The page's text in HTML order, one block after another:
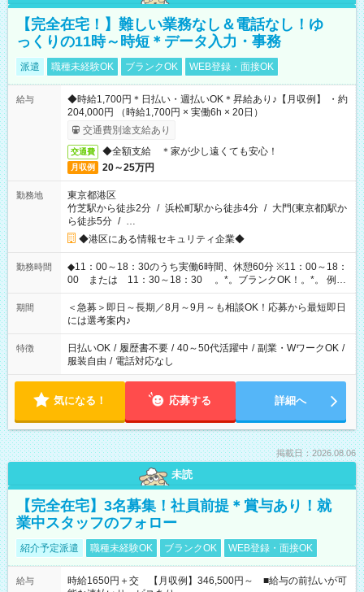
【完全在宅！】難しい業務なし＆電話なし！ゆ
っくりの11時～時短＊データ入力・事務
派遣 職種未経験OK ブランクOK WEB登録・面接OK
給与
◆時給1,700円＊日払い・週払いOK＊昇給あり♪【月収例】 ・約
204,000円 （時給1,700円 × 実働6h × 20日）
交通費別途支給あり
交通費 ◆全額支給 ＊家が少し遠くても安心！
月収例 20～25万円
勤務地
東京都港区
竹芝駅から徒歩2分 / 浜松町駅から徒歩4分 / 大門(東京都)駅か
ら徒歩5分 / …
◆港区にある情報セキュリティ企業◆
勤務時間
◆11：00～18：30のうち実働6時間、休憩60分 ※11：00～18：
00 または 11：30～18：30 。*。ブランクOK！。*。 例え
ば前職が、 在宅/財団法人/事務/コールセンター/受付/販売/カフェ
スタッフ スイーツ販売/ホテルフロント/化粧品販売/など 様々な
業界から入社して活躍されています♪
期間
＜急募＞即日～長期／8月～9月～も相談OK！応募から最短即日
には選考案内♪
特徴 日払いOK / 履歴書不要 / 40～50代活躍中 / 副業・WワークOK /
服装自由 / 電話対応なし
気になる！ 応募する 詳細へ
掲載日：2026.08.06
未読
【完全在宅】3名募集！社員前提＊賞与あり！就
業中スタッフのフォロー
紹介予定派遣 職種未経験OK ブランクOK WEB登録・面接OK
給与
時給1650円＋交 【月収例】346,500円～ ■給与の前払いが可